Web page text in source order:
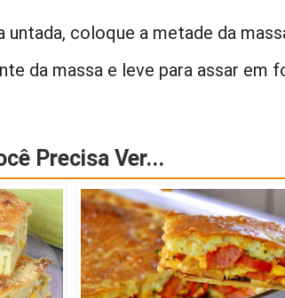
coloque a metade da
da massa e leve para assar em
Precisa Ver...